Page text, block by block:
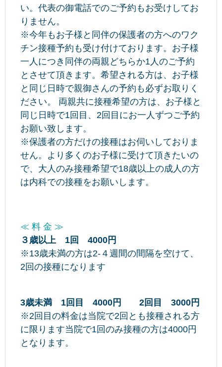
い。代表の御電話でのご予約もお受けしてお
りません。
※今年もお子様と同伴の保護者の方へのワク
チン接種予約も受け付けております。お子様
一人につき同伴の両親どちらか1人のご予約
とさせて頂きます。希望される方は、お子様
と同じ日時で親御さんの予約も必ずお取りく
ださい。 両親共に接種希望の方は、お子様と
同じ日時で1回目、2回目にお一人ずつご予約
お願い致します。
※保護者の方だけの接種はお伺いしておりま
せん。より多くのお子様に受けて頂きたいの
で、大人のみ接種希望で18歳以上の成人の方
は内科での接種をお願いします。
≪ 料 金 ≫
３歳以上 1回 4000円
※13歳未満の方は2-４週間の間隔を空けて、
2回の接種になります
3歳未満 1回目 4000円 2回目 3000円
※2回目の料金は当院で2回とも接種される方
に限ります当院で1回のみ接種の方は4000円
となります。